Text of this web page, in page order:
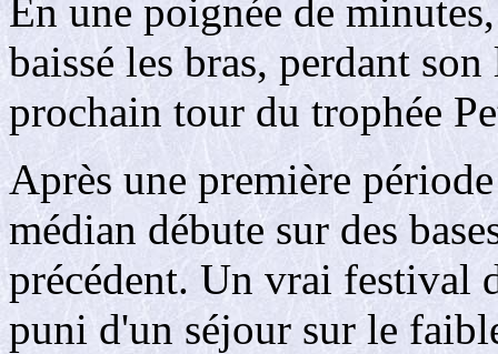
En une poignée de
baissé les bras, perdant
prochain tour du trophée
Après une première
médian débute sur des
précédent. Un vrai festival
puni d'un séjour sur le